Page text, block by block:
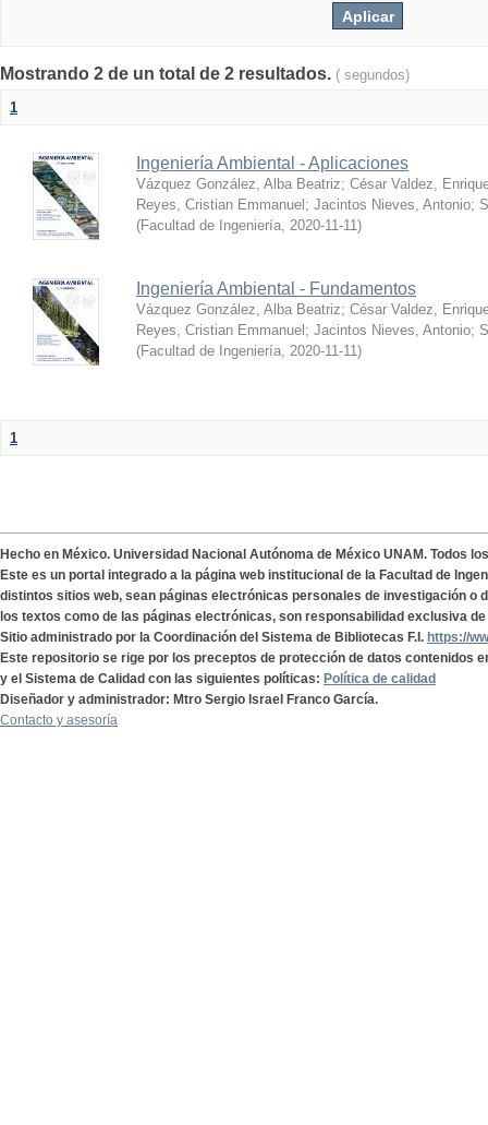
Mostrando 2 de un total de 2 resultados. ( segundos)
1
Ingeniería Ambiental - Aplicaciones
Vázquez González, Alba Beatriz; César Valdez,
Reyes, Cristian Emmanuel ; Jacintos Nieves, Antonio;
(Facultad de Ingeniería, 2020-11-11)
Ingeniería Ambiental - Fundamentos
Vázquez González, Alba Beatriz; César Valdez,
Reyes, Cristian Emmanuel ; Jacintos Nieves, Antonio;
(Facultad de Ingeniería, 2020-11-11)
1
Hecho en México. Universidad Nacional Autónoma de México UNAM. Todos
Este es un portal integrado a la página web institucional de la Facultad de
distintos sitios web, sean páginas electrónicas personales de investigación o
los textos como de las páginas electrónicas, son responsabilidad exclusiva
Sitio administrado por la Coordinación del Sistema de Bibliotecas F.I. https://
Este repositorio se rige por los preceptos de protección de datos contenidos
y el Sistema de Calidad con las siguientes políticas: Política de calidad
Diseñador y administrador: Mtro Sergio Israel Franco García.
Contacto y asesoría